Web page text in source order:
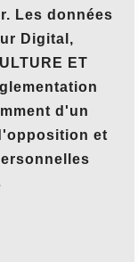
Les données
Digital,
ET
d'un
et